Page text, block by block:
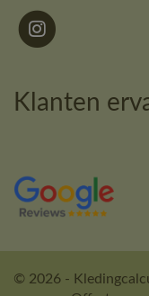
Klanten
© 2026 -